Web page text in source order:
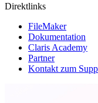
Direktlinks
FileMaker
Dokumentation
Claris Academy
Partner
Kontakt zum